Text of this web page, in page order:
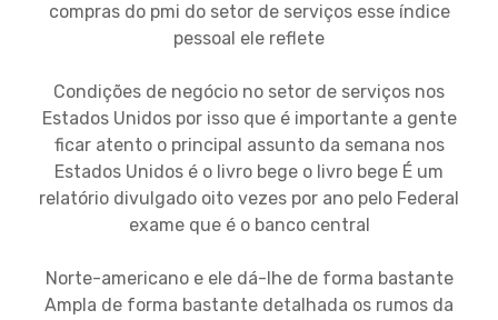
compras do pmi do setor de serviços esse índice
pessoal ele reflete
Condições de negócio no setor de serviços nos
Estados Unidos por isso que é importante a gente
ficar atento o principal assunto da semana nos
Estados Unidos é o livro bege o livro bege É um
relatório divulgado oito vezes por ano pelo Federal
exame que é o banco central
Norte-americano e ele dá-lhe de forma bastante
Ampla de forma bastante detalhada os rumos da